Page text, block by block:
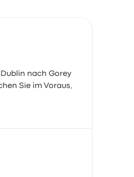
nach Gorey
Sie im Voraus,